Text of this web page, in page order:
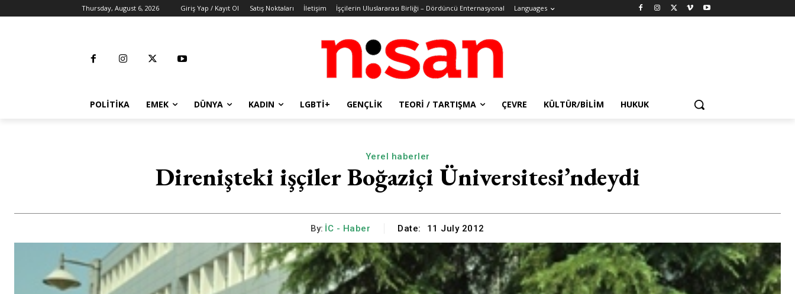
Thursday, August 6, 2026 Giriş Yap / Kayıt Ol Satış Noktaları İletişim İşçilerin Uluslararası Birliği – Dördüncü Enternasyonal Languages
POLITIKA EMEK DÜNYA KADIN LGBTİ+ GENÇLIK TEORI / TARTIŞMA ÇEVRE KÜLTÜR/BILIM HUKUK
Yerel haberler
Direnişteki işçiler Boğaziçi Üniversitesi’ndeydi
By: İC - Haber Date: 11 July 2012